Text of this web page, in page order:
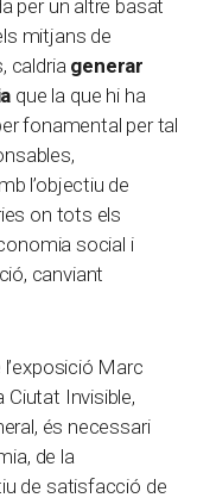
per un altre basat
mitjans de
caldria generar
que la que hi ha
fonamental per tal
l’objectiu de
on tots els
social i
canviant
Marc
Ciutat Invisible,
és necessari
de la
de satisfacció de